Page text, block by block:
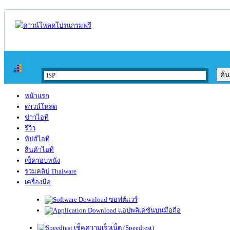
หน้าแรก
ดาวน์โหลด
ข่าวไอที
รีวิว
ทิปส์ไอที
สินค้าไอที
เช็ครอบหนัง
รวมคลิป Thaiware
เครื่องมือ
ซอฟต์แวร์
แอปพลิเคชันบนมือถือ
เช็คความเร็วเน็ต (Speedtest)